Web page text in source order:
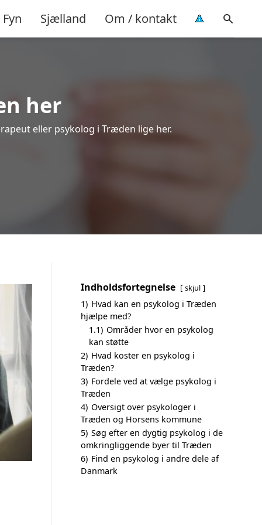
Fyn Sjælland Om / kontakt
her
eller psykolog i Træden lige her.
Indholdsfortegnelse skjul
1) Hvad kan en psykolog i Træden
hjælpe med?
1.1) Områder hvor en psykolog
kan støtte
2) Hvad koster en psykolog i
Træden?
3) Fordele ved at vælge psykolog i
Træden
4) Oversigt over psykologer i
Træden og Horsens kommune
5) Søg efter en dygtig psykolog i de
omkringliggende byer til Træden
6) Find en psykolog i andre dele af
Danmark